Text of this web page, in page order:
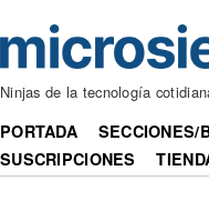
Ninjas de la tecnología
PORTADA SECCIONES/
SUSCRIPCIONES